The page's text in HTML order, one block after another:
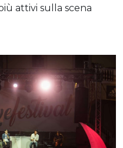
attivi sulla scena